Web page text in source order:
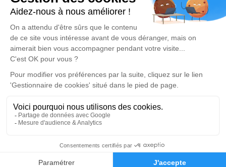
Démarches Post Obsèques
Services aux familles
Monuments funéraires
agence
Avis de décès dans le Loir-et-
Cher (41)
Espace famille
Nos réseaux sociaux
Politique de traitement des données personnelles
Politique d’utilisation des cookies
Zone d'intervention
Réalisation et référencement par